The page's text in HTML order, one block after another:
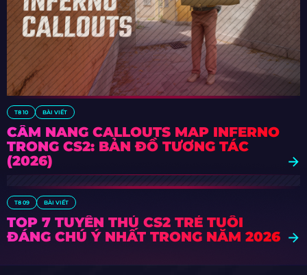
T8 10 BÀI VIẾT
CẨM NANG CALLOUTS MAP INFERNO
TRONG CS2: BẢN ĐỒ TƯƠNG TÁC
(2026)
T8 09 BÀI VIẾT
TOP 7 TUYỂN THỦ CS2 TRẺ TUỔI
ĐÁNG CHÚ Ý NHẤT TRONG NĂM 2026